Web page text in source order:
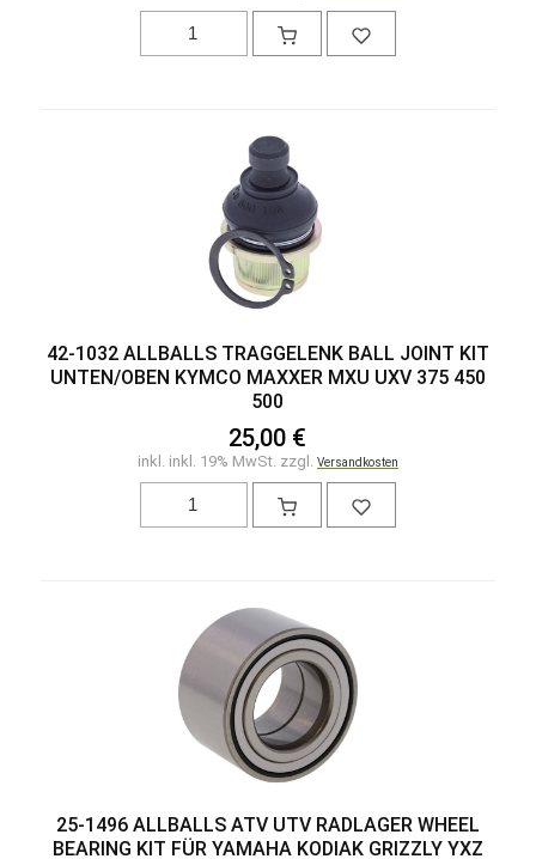
42-1032 ALLBALLS TRAGGELENK BALL JOINT KIT
UNTEN/OBEN KYMCO MAXXER MXU UXV 375 450
500
25,00 €
inkl. inkl. 19% MwSt. zzgl. Versandkosten
25-1496 ALLBALLS ATV UTV RADLAGER WHEEL
BEARING KIT FÜR YAMAHA KODIAK GRIZZLY YXZ